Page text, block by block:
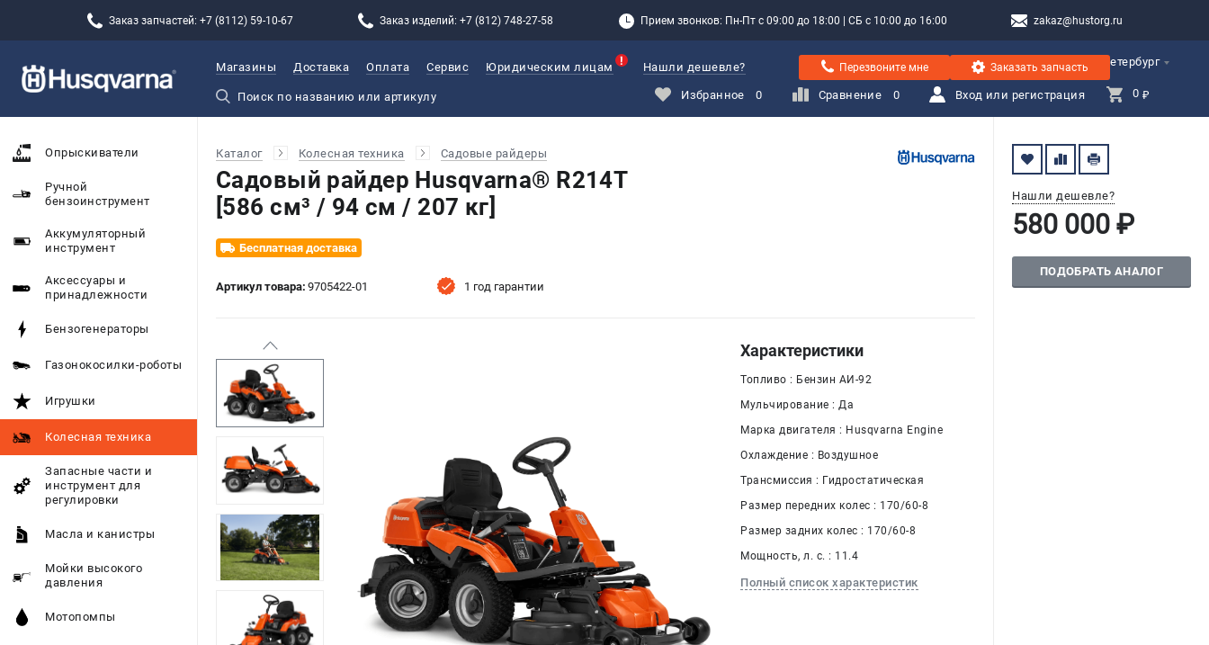
Заказ запчастей: +7 (8112) 59-10-67 Заказ изделий: +7 (812) 748-27-58 Прием звонков: Пн-Пт с 09:00 до 18:00 | СБ с 10:00 до 16:00 zakaz@hustorg.ru
Санкт-Петербург
Магазины Доставка Оплата Сервис Юридическим лицам Нашли дешевле? Перезвоните мне Заказать запчасть
Избранное 0 Сравнение 0 Вход или регистрация 0 ₽
Опрыскиватели
Ручной
бензоинструмент
Аккумуляторный
инструмент
Аксессуары и
принадлежности
Бензогенераторы
Газонокосилки-роботы
Игрушки
Колесная техника
Запасные части и
инструмент для
регулировки
Масла и канистры
Мойки высокого
давления
Мотопомпы
Каталог Колесная техника Садовые райдеры
Садовый райдер Husqvarna® R214T
[586 см³ / 94 см / 207 кг]
Бесплатная доставка
Артикул товара: 9705422-01 1 год гарантии
Нашли дешевле?
580 000 ₽
ПОДОБРАТЬ АНАЛОГ
Характеристики
Топливо : Бензин АИ-92
Мульчирование : Да
Марка двигателя : Husqvarna Engine
Охлаждение : Воздушное
Трансмиссия : Гидростатическая
Размер передних колес : 170/60-8
Размер задних колес : 170/60-8
Мощность, л. с. : 11.4
Полный список характеристик